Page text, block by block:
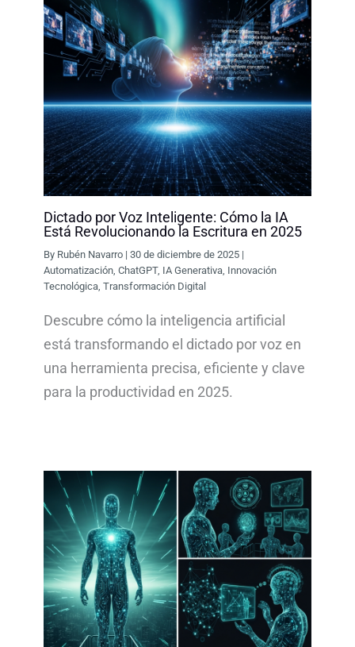
Dictado por Voz Inteligente: Cómo la IA
Está Revolucionando la Escritura en 2025
By Rubén Navarro |30 de diciembre de 2025 |
Automatización ,ChatGPT, IA Generativa Innovación
Tecnológica ,Transformación Digital
Descubre cómo la inteligencia artificial
está transformando el dictado por voz en
una herramienta precisa, eficiente y clave
para la productividad en 2025.